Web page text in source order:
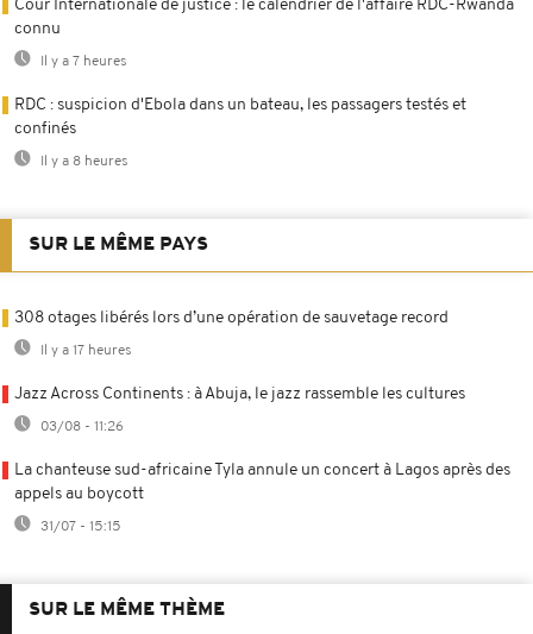
Cour Internationale de justice : le calendrier de l'affaire RDC-Rwanda
connu
Il y a 7 heures
RDC : suspicion d'Ebola dans un bateau, les passagers testés et
confinés
Il y a 8 heures
SUR LE MÊME PAYS
308 otages libérés lors d’une opération de sauvetage record
Il y a 17 heures
Jazz Across Continents : à Abuja, le jazz rassemble les cultures
03/08 - 11:26
La chanteuse sud-africaine Tyla annule un concert à Lagos après des
appels au boycott
31/07 - 15:15
SUR LE MÊME THÈME